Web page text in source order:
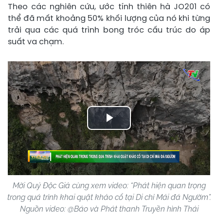
Theo các nghiên cứu, ước tính thiên hà JO201 có
thể đã mất khoảng 50% khối lượng của nó khi từng
trải qua các quá trình bong tróc cấu trúc do áp
suất va chạm.
Play
Video
Mời Quý Độc Giả cùng xem video: “Phát hiện quan trọng
trong quá trình khai quật khảo cổ tại Di chỉ Mái đá Ngườm”.
Nguồn video: @Báo và Phát thanh Truyền hình Thái